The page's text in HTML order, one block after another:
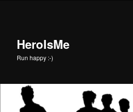
inhoudHeroIsMe
Run happy :-)